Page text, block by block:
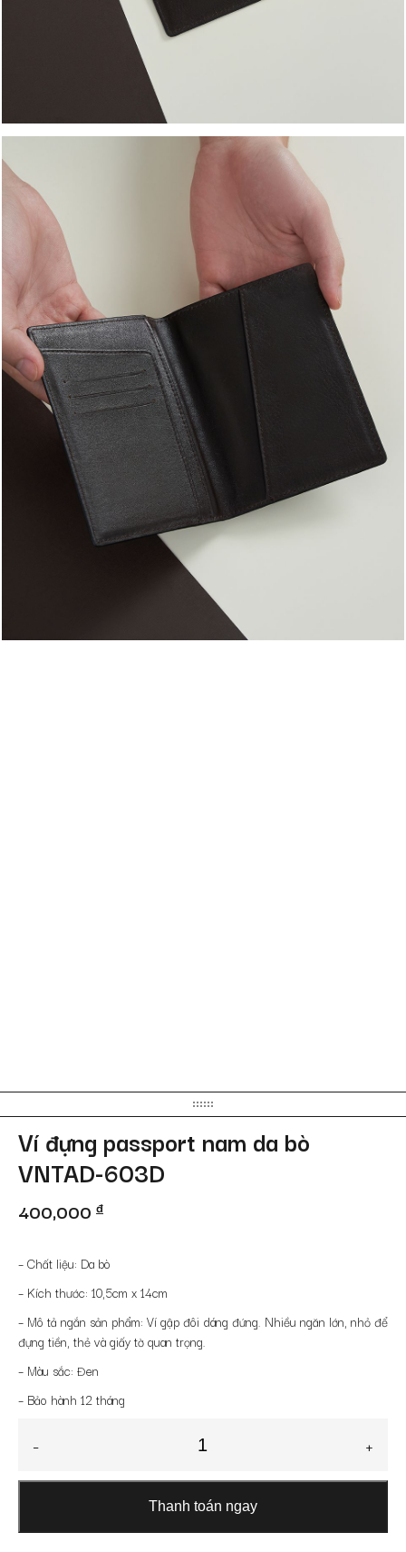
Ví đựng passport nam da bò
VNTAD-603D
400,000 đ
– Chất liệu: Da bò
– Kích thước: 10,5cm x 14cm
– Mô tả ngắn sản phẩm: Ví gập đôi dáng đứng. Nhiều ngăn lớn, nhỏ để
đựng tiền, thẻ và giấy tờ quan trọng.
– Màu sắc: Đen
– Bảo hành 12 tháng
-
đựng
passport
nam
da
bò
+
Thanh toán ngay